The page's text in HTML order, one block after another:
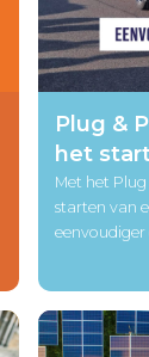
Plug &
het
Met het
starten van
eenvoudiger